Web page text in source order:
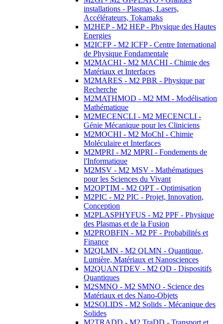
installations - Plasmas, Lasers,
Accélérateurs, Tokamaks
M2HEP - M2 HEP - Physique des Hautes
Energies
M2ICFP - M2 ICFP - Centre International
de Physique Fondamentale
M2MACHI - M2 MACHI - Chimie des
Matériaux et Interfaces
M2MARES - M2 PBR - Physique par
Recherche
M2MATHMOD - M2 MM - Modélisation
Mathématique
M2MECENCLI - M2 MECENCLI -
Génie Mécanique pour les Cliniciens
M2MOCHI - M2 MoChI - Chimie
Moléculaire et Interfaces
M2MPRI - M2 MPRI - Fondements de
l'Informatique
M2MSV - M2 MSV - Mathématiques
pour les Sciences du Vivant
M2OPTIM - M2 OPT - Optimisation
M2PIC - M2 PIC - Projet, Innovation,
Conception
M2PLASPHYFUS - M2 PPF - Physique
des Plasmas et de la Fusion
M2PROBFIN - M2 PF - Probabilités et
Finance
M2QLMN - M2 QLMN - Quantique,
Lumière, Matériaux et Nanosciences
M2QUANTDEV - M2 QD - Dispositifs
Quantiques
M2SMNO - M2 SMNO - Science des
Matériaux et des Nano-Objets
M2SOLIDS - M2 Solids - Mécanique des
Solides
M2TRADD - M2 TraDD - Transport et